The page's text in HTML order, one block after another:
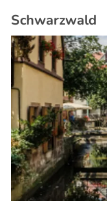
Schwarzwald